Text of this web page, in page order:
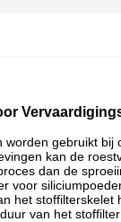
gebruikt bij
kan de
dan de
voor
het stoffilterskelet
van het